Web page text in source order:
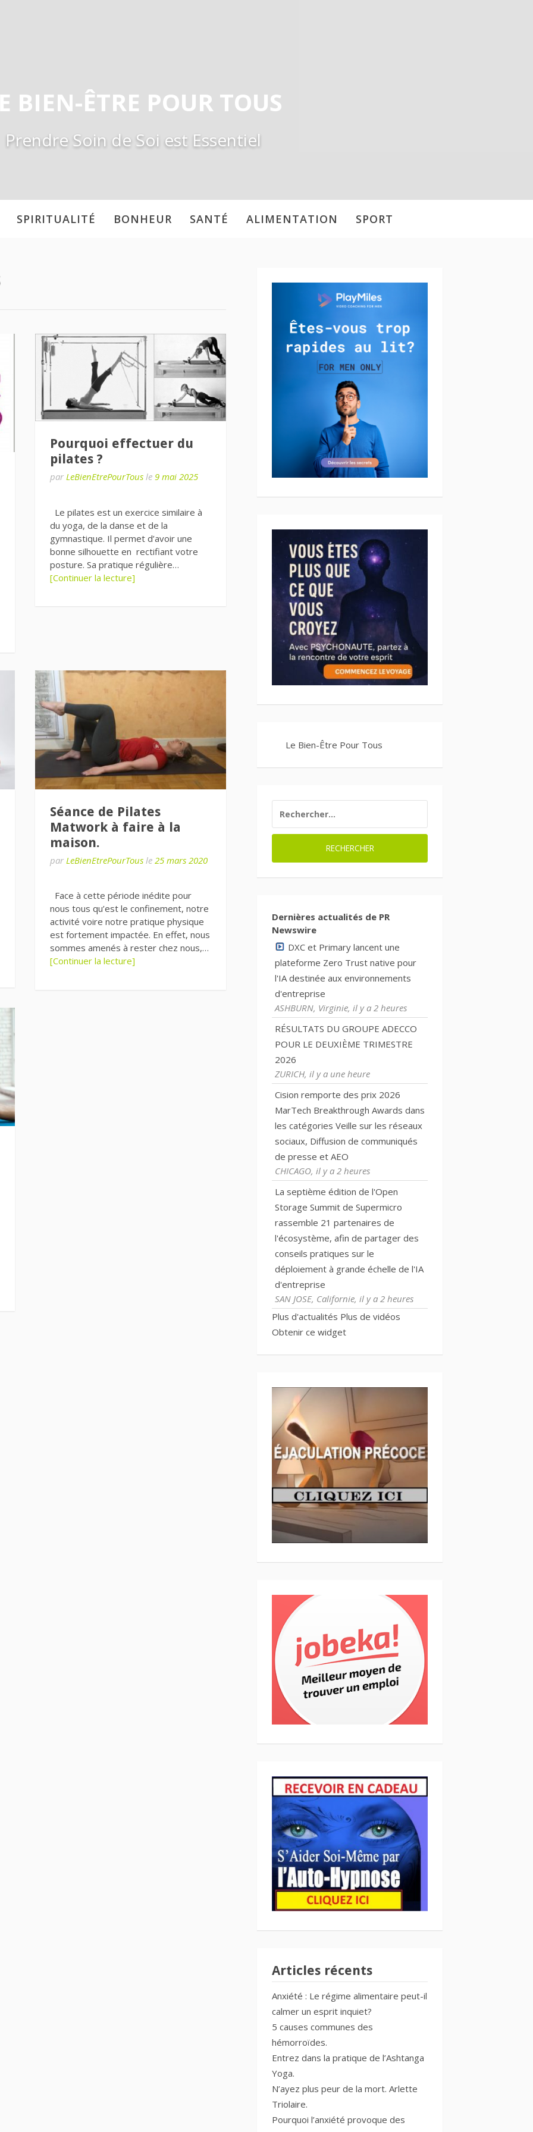
BIEN-ÊTRE POUR TOUS
Prendre Soin de Soi est Essentiel
SPIRITUALITÉ BONHEUR SANTÉ ALIMENTATION SPORT
Pourquoi effectuer du
pilates ?
par LeBienEtrePourTousle 9 mai 2025
Le pilates est un exercice similaire à
du yoga, de la danse et de la
gymnastique. Il permet d’avoir une
bonne silhouette en rectifiant votre
posture. Sa pratique régulière…
[Continuer la lecture]
Séance de Pilates
Matwork à faire à la
maison.
par LeBienEtrePourTousle 25 mars 2020
Face à cette période inédite pour
nous tous qu’est le confinement, notre
activité voire notre pratique physique
est fortement impactée. En effet, nous
sommes amenés à rester chez nous,…
[Continuer la lecture]
Le Bien-Être Pour Tous
Dernières actualités de PR
Newswire
DXC et Primary lancent une
plateforme Zero Trust native pour
l'IA destinée aux environnements
d'entreprise
ASHBURN, Virginie, il y a 2 heures
RÉSULTATS DU GROUPE ADECCO
POUR LE DEUXIÈME TRIMESTRE
2026
ZURICH, il y a une heure
Cision remporte des prix 2026
MarTech Breakthrough Awards dans
les catégories Veille sur les réseaux
sociaux, Diffusion de communiqués
de presse et AEO
CHICAGO, il y a 2 heures
La septième édition de l'Open
Storage Summit de Supermicro
rassemble 21 partenaires de
l'écosystème, afin de partager des
conseils pratiques sur le
déploiement à grande échelle de l'IA
d'entreprise
SAN JOSE, Californie, il y a 2 heures
Plus d'actualités Plus de vidéos
Obtenir ce widget
Articles récents
Anxiété : Le régime alimentaire peut-il
calmer un esprit inquiet?
5 causes communes des
hémorroïdes.
Entrez dans la pratique de l’Ashtanga
Yoga.
N’ayez plus peur de la mort. Arlette
Triolaire.
Pourquoi l’anxiété provoque des